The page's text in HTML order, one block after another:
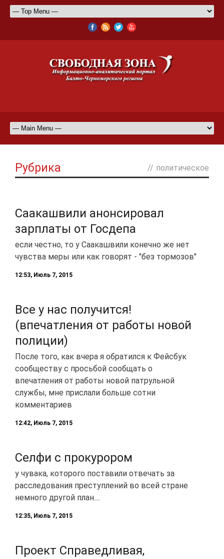
Рубрика // политическое
Саакашвили анонсировал
зарплаты от Госдепа
если честно, то у Саакашвили конечно же нет
чувства меры или как говорят - "без тормозов"
12:53, Июль 7, 2015
Все у нас получится!
(впечатления от работы новой
полиции)
После того, как вчера я обратился к Фейсбук
сообществу с просьбой сообщать о
впечатления от работы новой патрульной
службы, мне прислали больше сотни
комментариев
12:42, Июль 7, 2015
Селфи с прокурором
у чувака, которого поставили отвечать за
расследования преступлений во всей стране
немного другой план....
12:35, Июль 7, 2015
Проект Справедливая,